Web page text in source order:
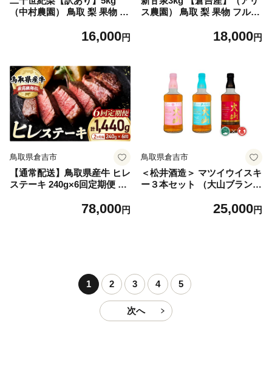
（中村農園） 鳥取 梨 果物 フ
紀梨 人気 甘い 自家用16,000円
ス農園） 鳥取 梨 果物 フルー
め合わせ 新甘泉 しんかんせ
18,000円
鳥取県倉吉市
【通常配送】鳥取県産牛 ヒレ
ステーキ 240g×6回定期便 <
ステーキ 冷凍 定期便 肉 おす
78,000円
鳥取県倉吉市
＜松井酒造＞ マツイウイスキ
ー３本セット （大山ブランド
ー ハイボール モルト グレー
25,000円
1 2 3 4 5
次へ